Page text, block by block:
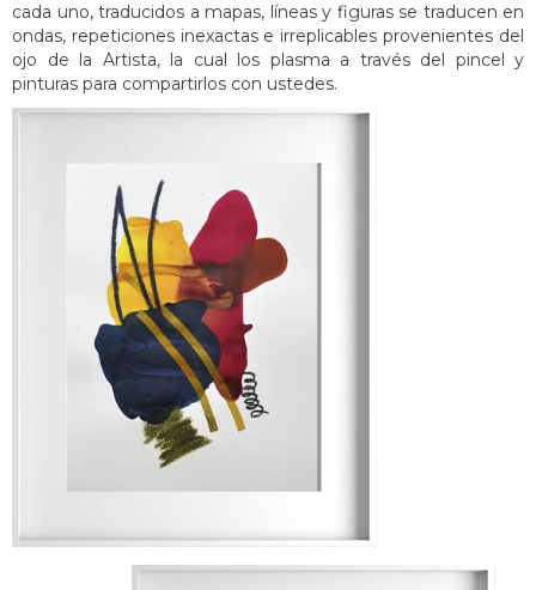
cada uno, traducidos a mapas, líneas y figuras se traducen en
ondas, repeticiones inexactas e irreplicables provenientes del
ojo de la Artista, la cual los plasma a través del pincel y
pinturas para compartirlos con ustedes.